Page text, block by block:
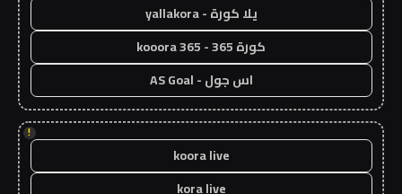
يلا كورة - yallakora
كورة 365 - kooora 365
اس جول - AS Goal
!
koora live
kora live